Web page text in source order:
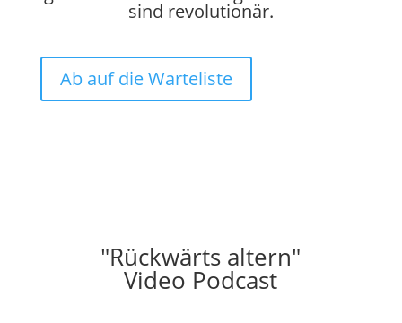
sind revolutionär.
Ab auf die Warteliste
"Rückwärts altern"
Video Podcast